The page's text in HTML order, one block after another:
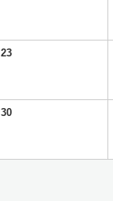
23
30